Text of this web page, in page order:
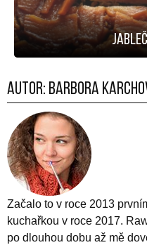
Autor: Barbora
Začalo to v roce 2013
kuchařkou v roce 2017.
po dlouhou dobu až mě